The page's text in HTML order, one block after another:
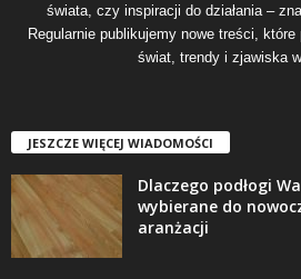
świata, czy inspiracji do działania –
Regularnie publikujemy nowe treści,
świat, trendy i zjawiska
JESZCZE WIĘCEJ WIADOMOŚCI
Dlaczego podłogi
wybierane do
aranżacji